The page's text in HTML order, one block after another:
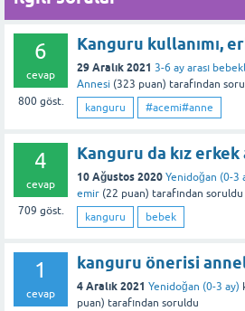
Bu yanıt faydalı oldu mu?
6
cevap
800göst.
Kanguru kullanımı,
29 Aralık 2021 3-6 ay arası
Annesi (323 puan) tarafından
kanguru
#acemi#anne
4
cevap
709 göst.
Kanguru da kız erkek
10 Ağustos 2020 Yenidoğan (0-3
emir (22 puan) tarafından soruldu
kanguru
bebek
1
cevap
kanguru önerisi
4 Aralık 2021 Yenidoğan (0-3 ay)
puan) tarafından soruldu